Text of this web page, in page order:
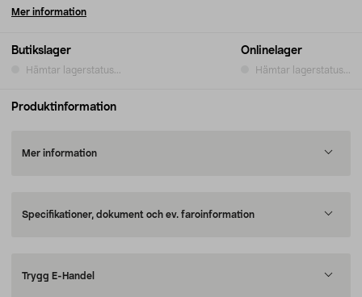
Butikslager
Hämtar lagerstatus...
Onlinelager
Hämtar lagerstatus...
Mer information
Produktinformation
Mer information
Specifikationer, dokument och ev. faroinformation
Trygg E-Handel